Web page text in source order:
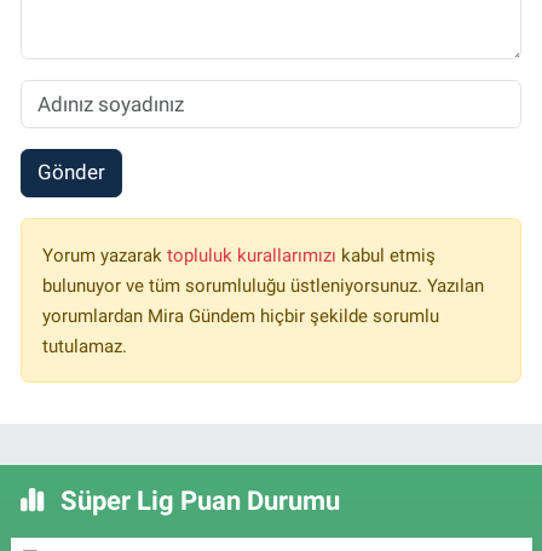
Gönder
Yorum yazarak topluluk kurallarımızı kabul etmiş
bulunuyor ve tüm sorumluluğu üstleniyorsunuz. Yazılan
yorumlardan Mira Gündem hiçbir şekilde sorumlu
tutulamaz.
Süper Lig Puan Durumu